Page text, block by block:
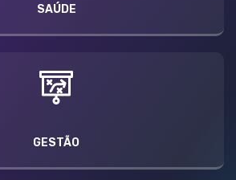
SAÚDE
GESTÃO